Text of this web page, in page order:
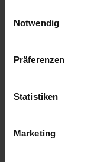
Notwendig
Präferenzen
Statistiken
Marketing
zusätzliche
durchzuführen.
Geschäftslogiken
oder